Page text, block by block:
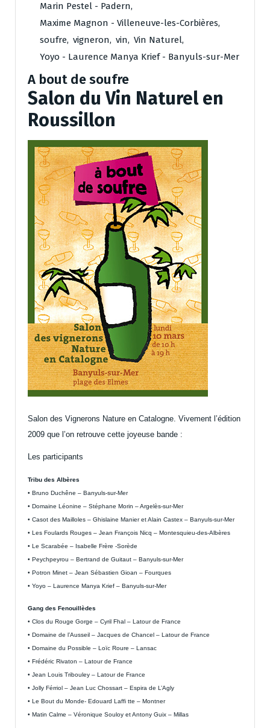
Marin Pestel - Padern,
Maxime Magnon - Villeneuve-les-Corbières,
soufre, vigneron, vin, Vin Naturel,
Yoyo - Laurence Manya Krief - Banyuls-sur-Mer
A bout de soufre
Salon du Vin Naturel en
Roussillon
Salon des Vignerons Nature en Catalogne. Vivement l’édition
2009 que l’on retrouve cette joyeuse bande :
Les participants
Tribu des Albères
• Bruno Duchêne – Banyuls-sur-Mer
• Domaine Léonine – Stéphane Morin – Argelès-sur-Mer
• Casot des Mailloles – Ghislaine Manier et Alain Castex – Banyuls-sur-Mer
• Les Foulards Rouges – Jean François Nicq – Montesquieu-des-Albères
• Le Scarabée – Isabelle Frère -Sorède
• Peychpeyrou – Bertrand de Guitaut – Banyuls-sur-Mer
• Potron Minet – Jean Sébastien Gioan – Fourques
• Yoyo – Laurence Manya Krief – Banyuls-sur-Mer
Gang des Fenouillèdes
• Clos du Rouge Gorge – Cyril Fhal – Latour de France
• Domaine de l’Ausseil – Jacques de Chancel – Latour de France
• Domaine du Possible – Loïc Roure – Lansac
• Frédéric Rivaton – Latour de France
• Jean Louis Tribouley – Latour de France
• Jolly Férriol – Jean Luc Chossart – Espira de L’Agly
• Le Bout du Monde- Edouard Laffi tte – Montner
• Matin Calme – Véronique Souloy et Antony Guix – Millas